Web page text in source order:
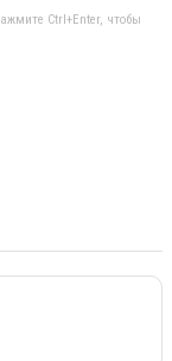
Ctrl+Enter, чтобы